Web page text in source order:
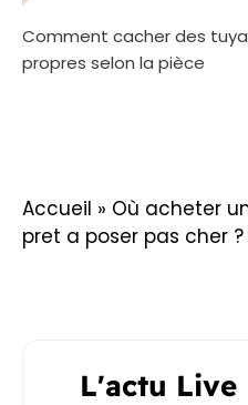
Comment cacher des
propres selon la pièce
Accueil » Où acheter
pret a poser pas cher ?
L'actu Live